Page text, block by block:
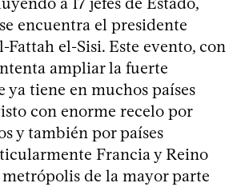
encuentra el presidente
Fattah el-Sisi. Este evento, con
ampliar la fuerte
ya tiene en muchos países
con enorme recelo por
y también por países
Francia y Reino
de la mayor parte